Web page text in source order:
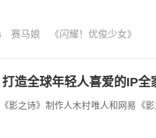
赛马娘 《闪耀！优俊少女》
造全球年轻人喜爱的IP全
影之诗》制作人木村唯人和网易《